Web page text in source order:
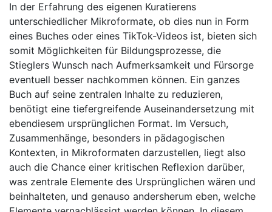
In der Erfahrung des eigenen Kuratierens
unterschiedlicher Mikroformate, ob dies nun in Form
eines Buches oder eines TikTok-Videos ist, bieten sich
somit Möglichkeiten für Bildungsprozesse, die
Stieglers Wunsch nach Aufmerksamkeit und Fürsorge
eventuell besser nachkommen können. Ein ganzes
Buch auf seine zentralen Inhalte zu reduzieren,
benötigt eine tiefergreifende Auseinandersetzung mit
ebendiesem ursprünglichen Format. Im Versuch,
Zusammenhänge, besonders in pädagogischen
Kontexten, in Mikroformaten darzustellen, liegt also
auch die Chance einer kritischen Reflexion darüber,
was zentrale Elemente des Ursprünglichen wären und
beinhalteten, und genauso andersherum eben, welche